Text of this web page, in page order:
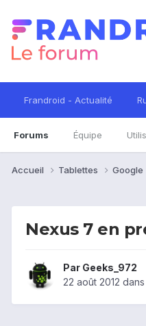
Frandroid - Actualité
Forums Équipe
Accueil Tablettes Google
Nexus 7 en
Par Geeks_972
22 août 2012 dans